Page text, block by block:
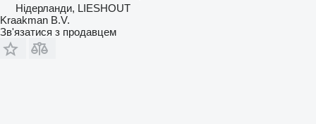
Нідерланди, LIESHOUT
Kraakman B.V.
Зв'язатися з продавцем